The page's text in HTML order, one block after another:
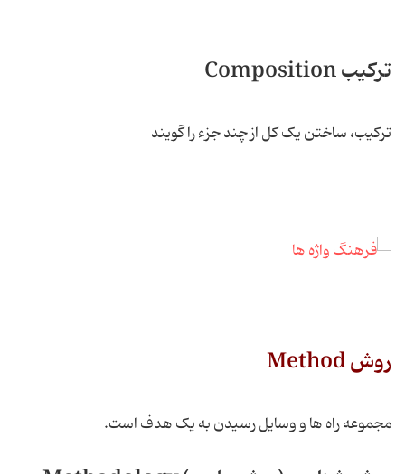
ترکیب Composition
ترکیب، ساختن یک کل از چند جزء را گویند
روش Method
مجموعه راه ها و وسایل رسیدن به یک هدف است.